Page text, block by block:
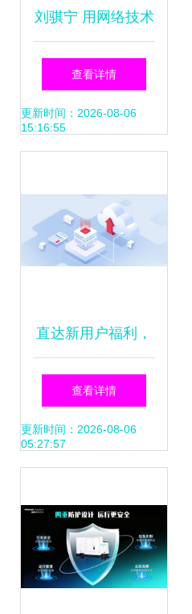
刘骐宁 用网络技术
服务赋能企业数字
化转型
查看详情
更新时间：2026-08-06
15:16:55
直达新用户福利，
豪礼引发关注
查看详情
更新时间：2026-08-06
05:27:57